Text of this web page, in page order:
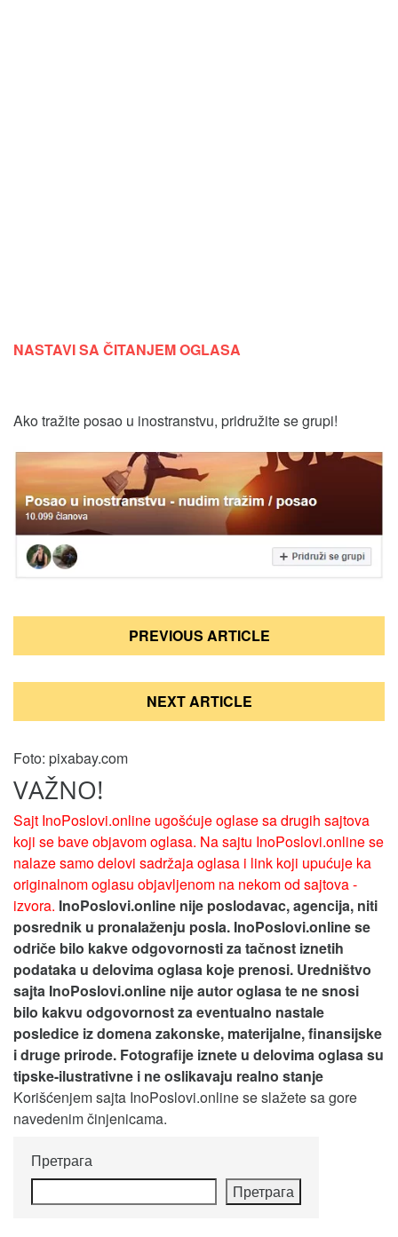
NASTAVI SA ČITANJEM OGLASA
Ako tražite posao u inostranstvu, pridružite se grupi!
Кретање
PREVIOUS ARTICLE
NEXT ARTICLE
Foto: pixabay.com
VAŽNO!
Sajt InoPoslovi.online ugošćuje oglase sa drugih sajtova
koji se bave objavom oglasa. Na sajtu InoPoslovi.online se
nalaze samo delovi sadržaja oglasa i link koji upućuje ka
originalnom oglasu objavljenom na nekom od sajtova -
izvora. InoPoslovi.online nije poslodavac, agencija, niti
posrednik u pronalaženju posla. InoPoslovi.online se
odriče bilo kakve odgovornosti za tačnost iznetih
podataka u delovima oglasa koje prenosi. Uredništvo
sajta InoPoslovi.online nije autor oglasa te ne snosi
bilo kakvu odgovornost za eventualno nastale
posledice iz domena zakonske, materijalne, finansijske
i druge prirode. Fotografije iznete u delovima oglasa su
tipske-ilustrativne i ne oslikavaju realno stanje
Korišćenjem sajta InoPoslovi.online se slažete sa gore
navedenim činjenicama.
Претрага
Претрага